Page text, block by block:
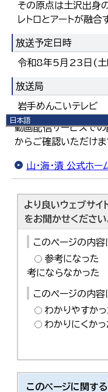
日本語
日本語
English
简体中文
その原点は土沢出身
レトロとアートが融合
放送予定日時
令和8年5月23日(
放送局
岩手めんこいテレビ
動画配信サービスで
からご確認いただけま
山・海・漬 公式ホー
より良いウェブサイ
をお聞かせください
このページの内
参考になった
考にならなかった
このページの内
わかりやすかっ
わかりにくかっ
このページに関する